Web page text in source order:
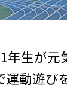
年生が元
動遊びを